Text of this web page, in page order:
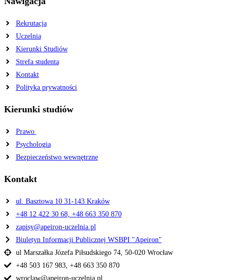
Rekrutacja
Uczelnia
Kierunki Studiów
Strefa studenta
Kontakt
Polityka prywatności
Kierunki studiów
Prawo
Psychologia
Bezpieczeństwo wewnętrzne
Kontakt
ul. Basztowa 10 31-143 Kraków
+48 12 422 30 68, +48 663 350 870
zapisy@apeiron-uczelnia.pl
Biuletyn Informacji Publicznej WSBPI "Apeiron"
ul Marszałka Józefa Piłsudskiego 74, 50-020 Wrocław
+48 503 167 983, +48 663 350 870
wroclaw@apeiron-uczelnia.pl